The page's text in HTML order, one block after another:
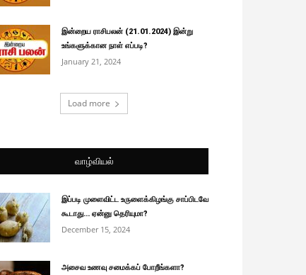
இன்றைய ராசிபலன் (21.01.2024) இன்று
உங்களுக்கான நாள் எப்படி?
January 21, 2024
Load more
வாழ்வியல்
இப்படி முளைவிட்ட உருளைக்கிழங்கு சாப்பிடவே
கூடாது… ஏன்னு தெரியுமா?
December 15, 2024
அசைவ உணவு சமைக்கப் போறீங்களா?